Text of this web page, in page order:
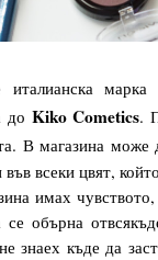
италианска марка
до Kiko Cometics.
В магазина може
всеки цвят,
имах
обърна
знаех къде да